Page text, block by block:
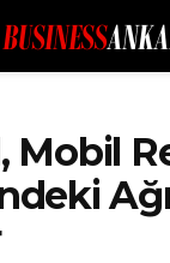
Mobil